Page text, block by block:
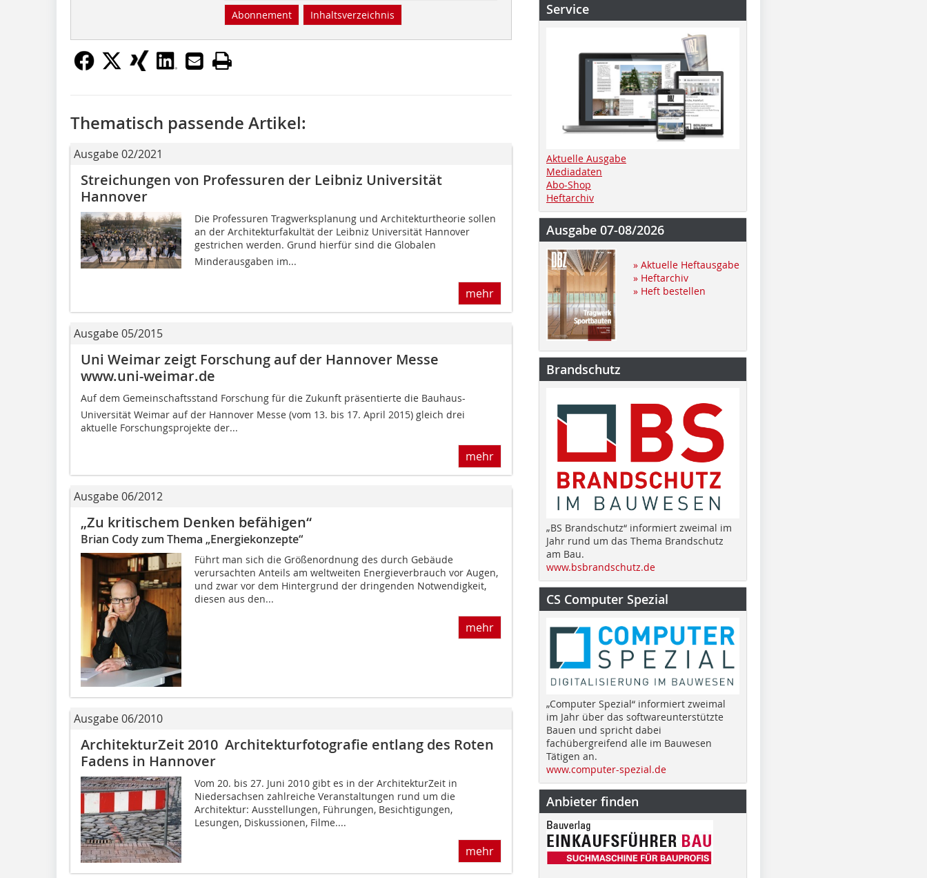
Abonnement Inhaltsverzeichnis
Thematisch passende Artikel:
Ausgabe 02/2021
Streichungen von Professuren der Leibniz Universität
Hannover
Die Professuren Tragwerksplanung und Architekturtheorie sollen
an der Architekturfakultät der Leibniz Universität Hannover
gestrichen werden. Grund hierfür sind die Globalen
Minderausgaben im...
mehr
Ausgabe 05/2015
Uni Weimar zeigt Forschung auf der Hannover Messe
www.uni-weimar.de
Auf dem Gemeinschaftsstand Forschung für die Zukunft präsentierte die Bauhaus-
Universität Weimar auf der Hannover Messe (vom 13. bis 17. April 2015) gleich drei
aktuelle Forschungsprojekte der...
mehr
Ausgabe 06/2012
„Zu kritischem Denken befähigen“
Brian Cody zum Thema „Energiekonzepte“
Führt man sich die Größenordnung des durch Gebäude
verursachten Anteils am weltweiten Energieverbrauch vor Augen,
und zwar vor dem Hintergrund der dringenden Notwendigkeit,
diesen aus den...
mehr
Ausgabe 06/2010
ArchitekturZeit 2010 Architekturfotografie entlang des Roten
Fadens in Hannover
Vom 20. bis 27. Juni 2010 gibt es in der ArchitekturZeit in
Niedersachsen zahlreiche Veranstaltungen rund um die
Architektur: Ausstellungen, Führungen, Besichtigungen,
Lesungen, Diskussionen, Filme....
mehr
Service
Aktuelle Ausgabe
Mediadaten
Abo-Shop
Heftarchiv
Ausgabe 07-08/2026
» Aktuelle Heftausgabe
» Heftarchiv
» Heft bestellen
Brandschutz
„BS Brandschutz“ informiert zweimal im
Jahr rund um das Thema Brandschutz
am Bau.
www.bsbrandschutz.de
CS Computer Spezial
„Computer Spezial“ informiert zweimal
im Jahr über das softwareunterstützte
Bauen und spricht dabei
fachübergreifend alle im Bauwesen
Tätigen an.
www.computer-spezial.de
Anbieter finden